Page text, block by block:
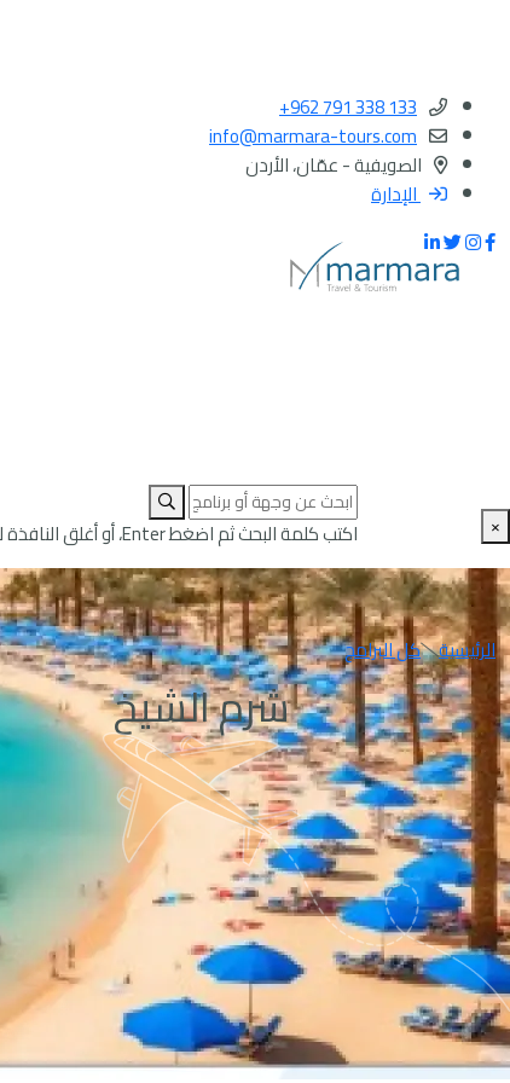
+962 791 338 133
info@marmara-tours.com
الصويفية - عمّان، الأردن
الإدارة
× اكتب كلمة البحث ثم اضغط Enter، أو أغلق النافذة للعودة إلى الصفحة.
الرئيسية كل البرامج
شرم الشيخ